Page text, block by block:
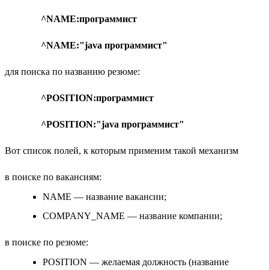
^NAME:программист
^NAME:"java программист"
для поиска по названию резюме:
^POSITION:программист
^POSITION:"java программист"
Вот список полей, к которым применим такой механизм
в поиске по вакансиям:
NAME — название вакансии;
COMPANY_NAME — название компании;
в поиске по резюме:
POSITION — желаемая должность (название